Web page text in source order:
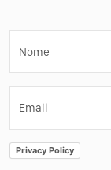
Nome
Email
Privacy Policy